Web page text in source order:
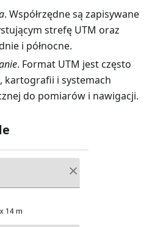
. Współrzędne są zapisywane
strefę UTM oraz
i północne.
. Format UTM jest często
kartografii i systemach
do pomiarów i nawigacji.